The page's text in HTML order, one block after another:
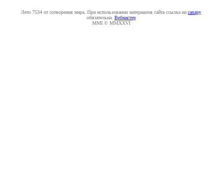
Лето 7534 от сотворения мира. При использовании материалов сайта ссылка на caxapу
обязательна. Вебмастер
MMI © MMXXVI